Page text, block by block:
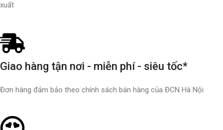
xuất
Giao hàng tận nơi - miễn phí - siêu tốc*
Đơn hàng đảm bảo theo chính sách bán hàng của ĐCN Hà Nội